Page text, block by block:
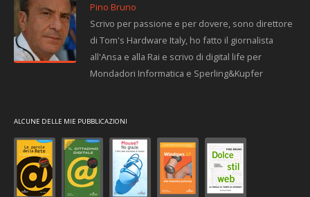
Pino Bruno
Scrivo per passione e per dovere, sono direttore
di Tom's Hardware Italy, ho fatto il giornalista
all'Ansa e alla Rai e scrivo di digital life per
Mondadori Informatica e Sperling&Kupfer
ALCUNE DELLE MIE PUBBLICAZIONI